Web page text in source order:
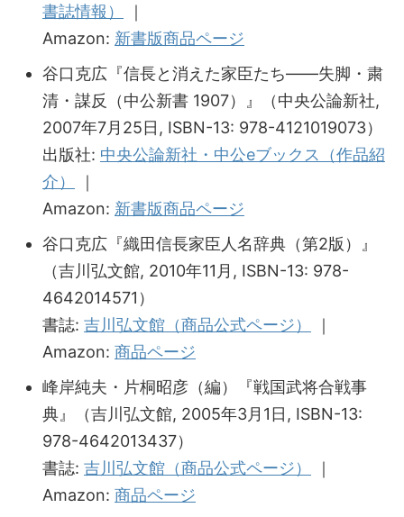
書誌情報）
｜
Amazon: 新書版商品ページ
谷口克広『信長と消えた家臣たち――失脚・粛
清・謀反（中公新書 1907）』（中央公論新社,
2007年7月25日, ISBN-13: 978-4121019073）
出版社: 中央公論新社・中公eブックス（作品紹
介）
｜
Amazon: 新書版商品ページ
谷口克広『織田信長家臣人名辞典（第2版）』
（吉川弘文館, 2010年11月, ISBN-13: 978-
4642014571）
書誌: 吉川弘文館（商品公式ページ）
｜
Amazon: 商品ページ
峰岸純夫・片桐昭彦（編）『戦国武将合戦事
典』（吉川弘文館, 2005年3月1日, ISBN-13:
978-4642013437）
書誌: 吉川弘文館（商品公式ページ）
｜
Amazon: 商品ページ